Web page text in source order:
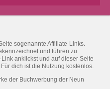
sogenannte Affiliate-Links.
und führen zu
anklickst und auf dieser Seite
dich ist die Nutzung kostenlos.
der Buchwerbung der Neun